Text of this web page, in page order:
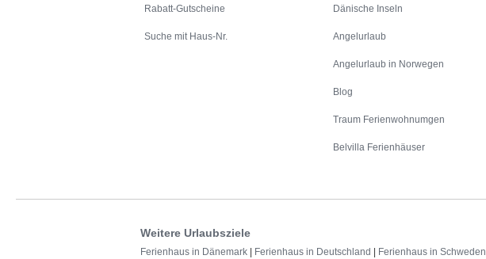
Rabatt-Gutscheine
Suche mit Haus-Nr.
Dänische Inseln
Angelurlaub
Angelurlaub in Norwegen
Blog
Traum Ferienwohnumgen
Belvilla Ferienhäuser
Weitere Urlaubsziele
Ferienhaus in Dänemark Ferienhaus in Deutschland Ferienhaus in Schweden